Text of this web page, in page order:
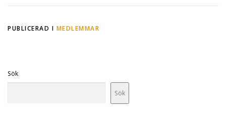
PUBLICERAD I MEDLEMMAR
Sök
Sök